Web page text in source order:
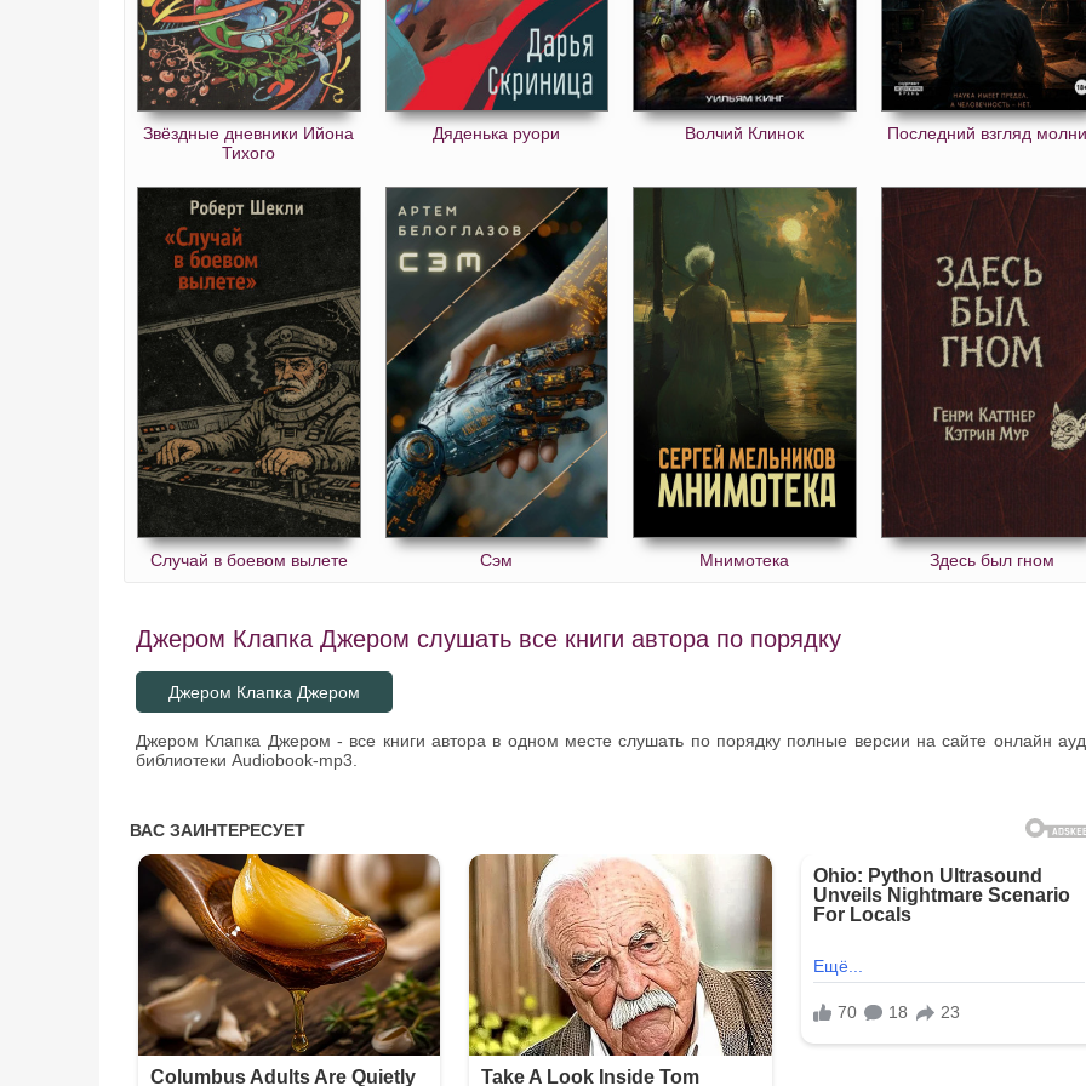
Звёздные дневники Ийона
Тихого
Дяденька руори Волчий Клинок Последний взгляд
Случай в боевом вылете Сэм Мнимотека Здесь был гном
Джером Клапка Джером слушать все книги автора по порядку
Джером Клапка Джером
Джером Клапка Джером - все книги автора в одном месте слушать по порядку полные версии на сайте онлайн
библиотеки Audiobook-mp3.